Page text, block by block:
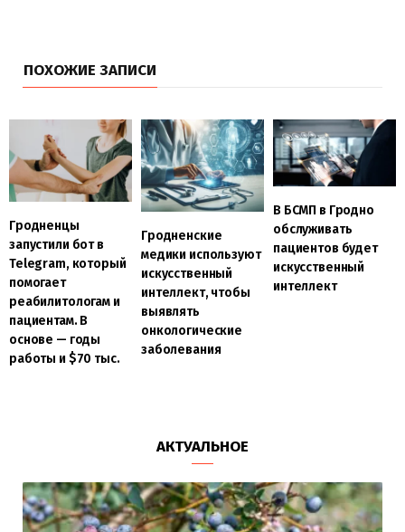
ПОХОЖИЕ ЗАПИСИ
Гродненцы
запустили бот в
Telegram, который
помогает
реабилитологам и
пациентам. В
основе — годы
работы и $70 тыс.
Гродненские
медики используют
искусственный
интеллект, чтобы
выявлять
онкологические
заболевания
В БСМП в Гродно
обслуживать
пациентов будет
искусственный
интеллект
АКТУАЛЬНОЕ